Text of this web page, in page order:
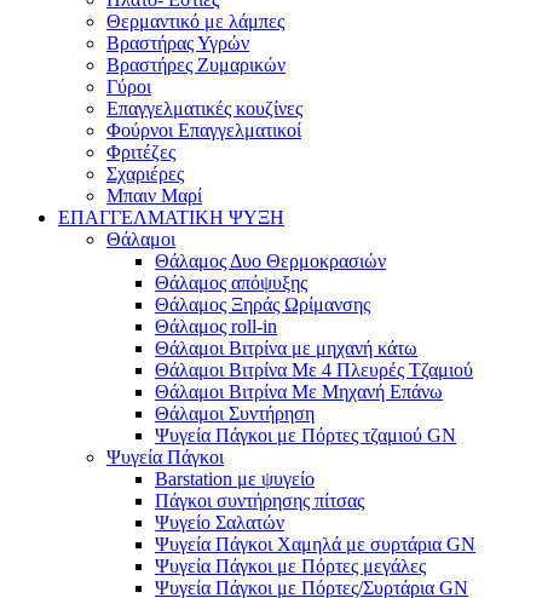
Θερμαντικό με λάμπες
Βραστήρας Υγρών
Βραστήρες Ζυμαρικών
Γύροι
Επαγγελματικές κουζίνες
Φούρνοι Επαγγελματικοί
Φριτέζες
Σχαριέρες
Μπαιν Μαρί
ΕΠΑΓΓΕΛΜΑΤΙΚΗ ΨΥΞΗ
Θάλαμοι
Θάλαμος Δυο Θερμοκρασιών
Θάλαμος απόψυξης
Θάλαμος Ξηράς Ωρίμανσης
Θάλαμος roll-in
Θάλαμοι Βιτρίνα με μηχανή κάτω
Θάλαμοι Βιτρίνα Με 4 Πλευρές Τζαμιού
Θάλαμοι Βιτρίνα Με Μηχανή Επάνω
Θάλαμοι Συντήρηση
Ψυγεία Πάγκοι με Πόρτες τζαμιού GN
Ψυγεία Πάγκοι
Barstation με ψυγείο
Πάγκοι συντήρησης πίτσας
Ψυγείο Σαλατών
Ψυγεία Πάγκοι Χαμηλά με συρτάρια GN
Ψυγεία Πάγκοι με Πόρτες μεγάλες
Ψυγεία Πάγκοι με Πόρτες/Συρτάρια GN